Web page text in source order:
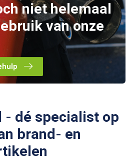
niet helemaal
van onze
dé specialist op
brand- en